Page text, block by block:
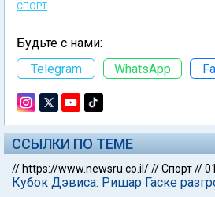
СПОРТ
Будьте с нами:
Telegram
WhatsApp
ССЫЛКИ ПО ТЕМЕ
// https://www.newsru.co.il///Спорт//
Кубок Дэвиса: Ришар Гаске